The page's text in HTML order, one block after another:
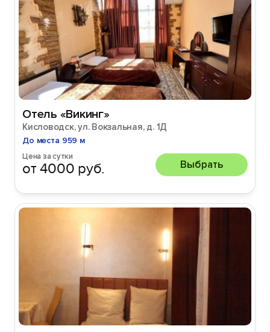
Отель «Викинг»
Кисловодск, ул. Вокзальная, д. 1Д
До места 959 м
Цена за сутки
от 4000 руб. Выбрать